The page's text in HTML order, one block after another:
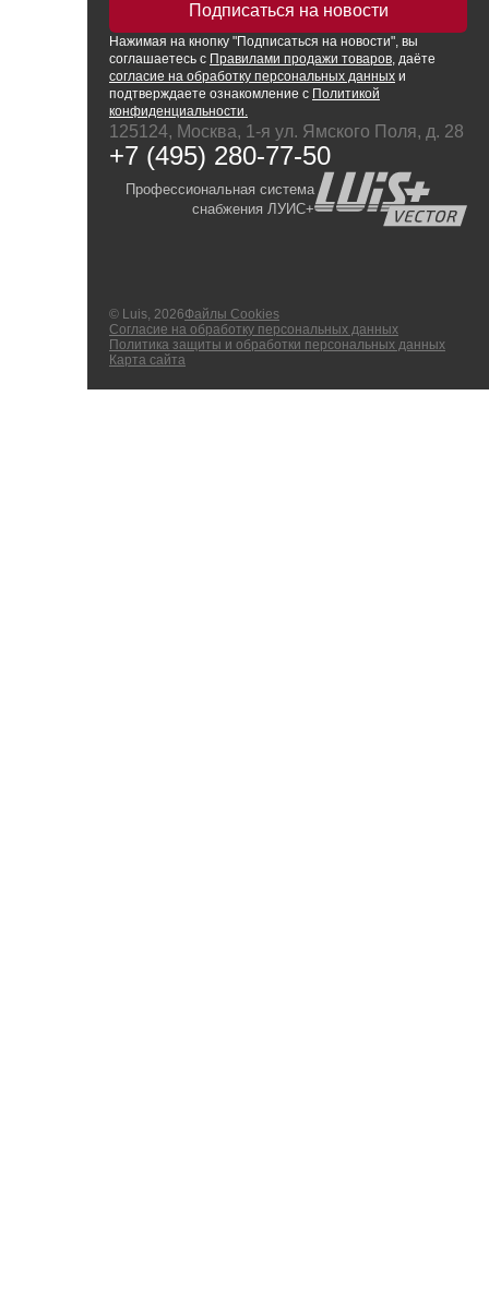
Подписаться на новости
Нажимая на кнопку "Подписаться на новости", вы
соглашаетесь с Правилами продажи товаров, даёте
согласие на обработку персональных данных и
подтверждаете ознакомление с Политикой
конфиденциальности.
125124, Москва, 1-я ул. Ямского Поля, д. 28
+7 (495) 280-77-50
Профессиональная система
снабжения ЛУИС+
© Luis, 2026Файлы Cookies
Согласие на обработку персональных данных
Политика защиты и обработки персональных данных
Карта сайта